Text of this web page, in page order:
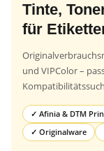
Tinte,
für
und VIPColor –
✓ Afinia & DTM
✓ Originalware